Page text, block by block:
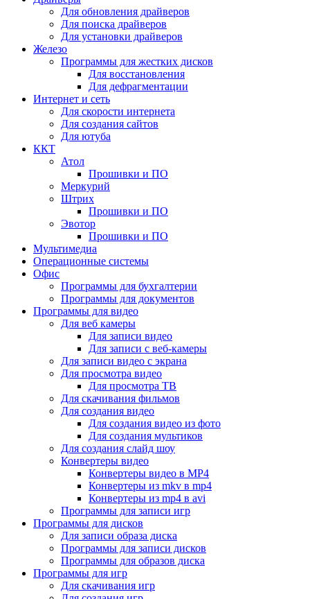
Для обновления драйверов
Для поиска драйверов
Для установки драйверов
Железо
Программы для жестких дисков
Для восстановления
Для дефрагментации
Интернет и сеть
Для скорости интернета
Для создания сайтов
Для ютуба
ККТ
Атол
Прошивки и ПО
Меркурий
Штрих
Прошивки и ПО
Эвотор
Прошивки и ПО
Мультимедиа
Операционные системы
Офис
Программы для бухгалтерии
Программы для документов
Программы для видео
Для веб камеры
Для записи видео
Для записи с веб-камеры
Для записи видео с экрана
Для просмотра видео
Для просмотра ТВ
Для скачивания фильмов
Для создания видео
Для создания видео из фото
Для создания мультиков
Для создания слайд шоу
Конвертеры видео
Конвертеры видео в MP4
Конвертеры из mkv в mp4
Конвертеры из mp4 в avi
Программы для записи игр
Программы для дисков
Для записи образа диска
Программы для записи дисков
Программы для образов диска
Программы для игр
Для скачивания игр